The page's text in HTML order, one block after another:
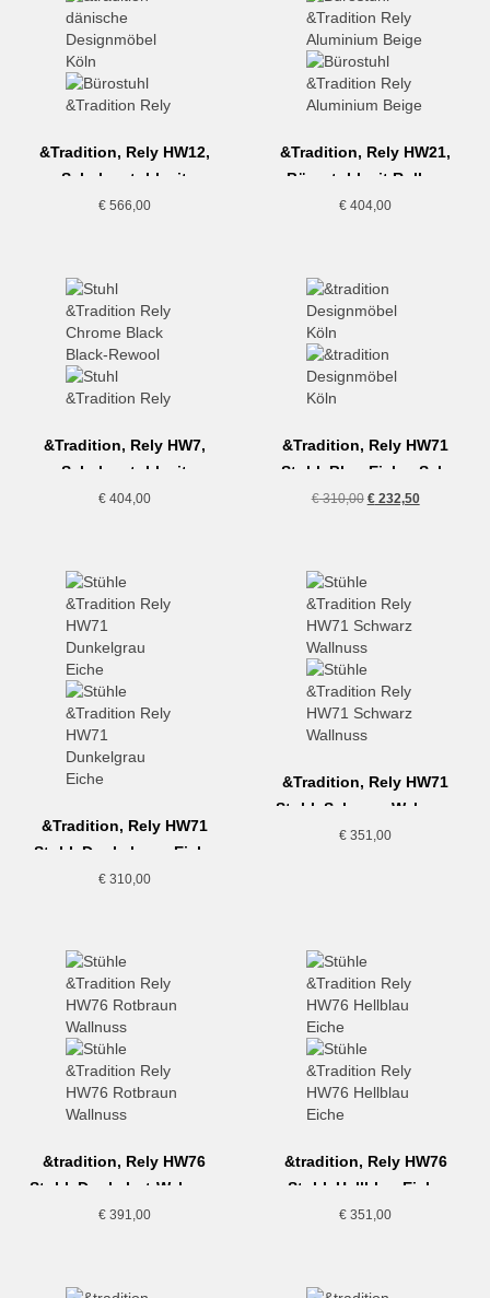
&Tradition, Rely HW12,
Schalenstuhl mit
Drehgestell und
€566,00
&Tradition, Rely HW21,
Bürostuhl mit Rollen,
Beige
€ 404,00
&Tradition, Rely HW7,
Schalenstuhl mit
Sitzpolster, schwarz
€404,00
&Tradition, Rely HW71
Stuhl, Blue-Eiche, Sale
Aussteller
€310,00 Ursprünglicher
€232,50Aktueller
&Tradition, Rely HW71
Stuhl, Dunkelgrau-Eiche
€310,00
&Tradition, Rely HW71
Stuhl, Schwarz-Walnuss
€ 351,00
&tradition, Rely HW76
Stuhl, Dunkelrot-Walnuss
€391,00
&tradition, Rely HW76
Stuhl, Hellblau-Eiche
€ 351,00